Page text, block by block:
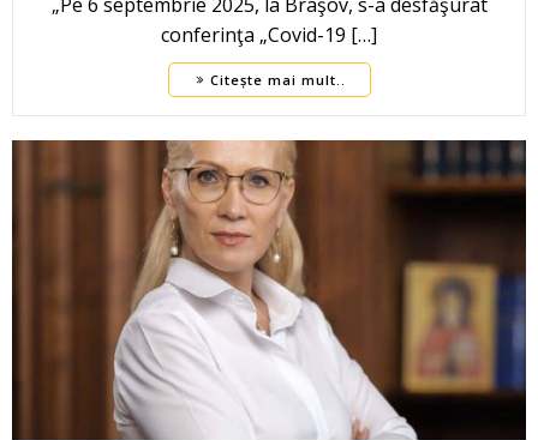
conferinţa „Covid-19 […]
Citește mai mult..